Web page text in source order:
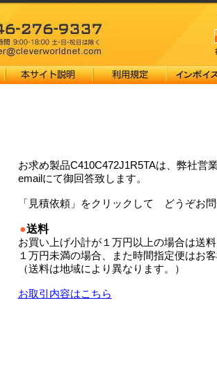
お求め製品C410C472J1R5TAは、弊社営
emailにて御回答致します。
「見積依頼」をクリックして どうぞお問
●送料
お買い上げ小計が１万円以上の場合は送
１万円未満の場合、また時間指定便はお客
（送料は地域により異なります。）
お取引内容はこちら